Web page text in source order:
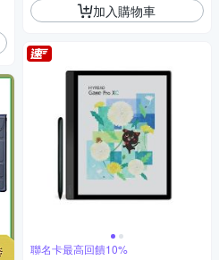
加入購物車
聯名卡最高回饋10%